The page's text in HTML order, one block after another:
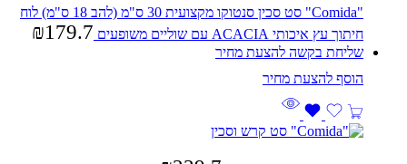
"Comida" סט סכין סנטוקו מקצועית 30 ס"מ (להב 18 ס"מ) לוח
חיתוך עץ איכותי ACACIA עם שוליים משופעים
₪179.7
שליחת בקשה להצעת מחיר